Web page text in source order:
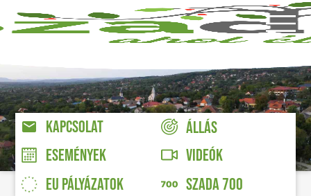
KAPCSOLAT
ÁLLÁS
ESEMÉNYEK
VIDEÓK
EU PÁLYÁZATOK
SZADA 700